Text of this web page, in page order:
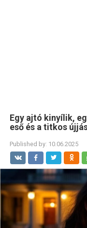
Egy ajtó kinyílik,
eső és a titkos
Published by: 10.06.2025